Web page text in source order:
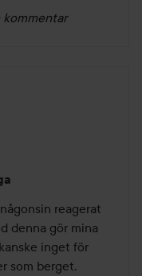
reagerat
denna gör mina
inget för
som berget.